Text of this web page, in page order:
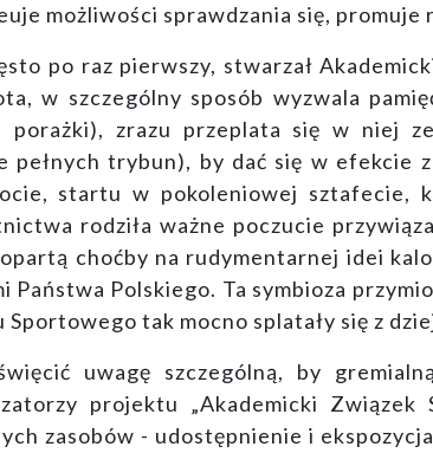
możliwości sprawdzania się,
po raz pierwszy, stwarzał
w szczególny sposób wyzwala
zrazu przeplata się w niej
pełnych trybun), by dać się w efekcie
startu w pokoleniowej sztafecie,
rodziła ważne poczucie
choćby na rudymentarnej idei
Państwa Polskiego. Ta symbioza
tak mocno splatały się z
uwagę szczególną, by
projektu „Akademicki
zasobów - udostępnienie i